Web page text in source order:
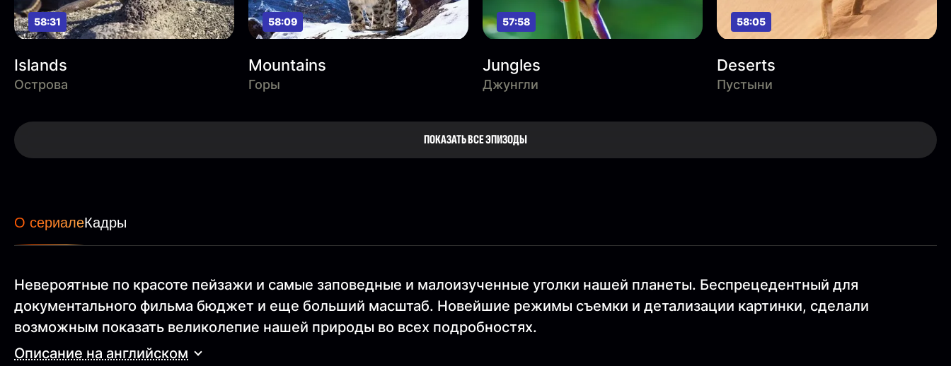
58:31
Islands
Острова
58:09
Mountains
Горы
57:58
Jungles
Джунгли
58:05
Deserts
Пустыни
ПОКАЗАТЬ ВСЕ ЭПИЗОДЫ
О сериалеКадры
Невероятные по красоте пейзажи и самые заповедные и малоизученные уголки нашей планеты. Беспрецедентный для
документального фильма бюджет и еще больший масштаб. Новейшие режимы съемки и детализации картинки, сделали
возможным показать великолепие нашей природы во всех подробностях.
Описание на английском